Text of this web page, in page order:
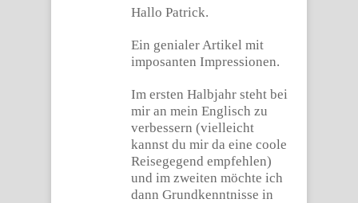
Hallo Patrick.
Ein genialer Artikel mit
imposanten Impressionen.
Im ersten Halbjahr steht bei
mir an mein Englisch zu
verbessern (vielleicht
kannst du mir da eine coole
Reisegegend empfehlen)
und im zweiten möchte ich
dann Grundkenntnisse in